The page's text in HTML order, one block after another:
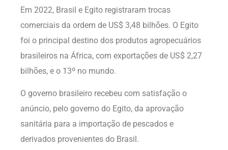
Em 2022, Brasil e Egito registraram trocas
comerciais da ordem de US$ 3,48 bilhões. O Egito
foi o principal destino dos produtos agropecuários
brasileiros na África, com exportações de US$ 2,27
bilhões, e o 13º no mundo.
O governo brasileiro recebeu com satisfação o
anúncio, pelo governo do Egito, da aprovação
sanitária para a importação de pescados e
derivados provenientes do Brasil.